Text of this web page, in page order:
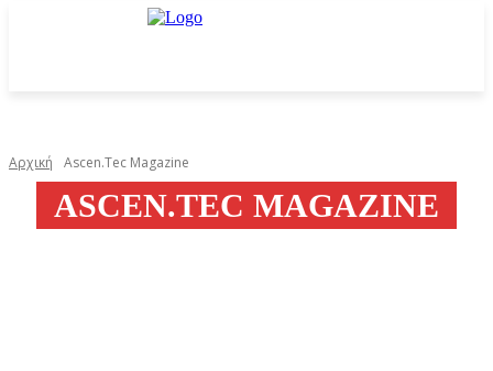
Αρχική Ascen.Tec Magazine
ASCEN.TEC MAGAZINE